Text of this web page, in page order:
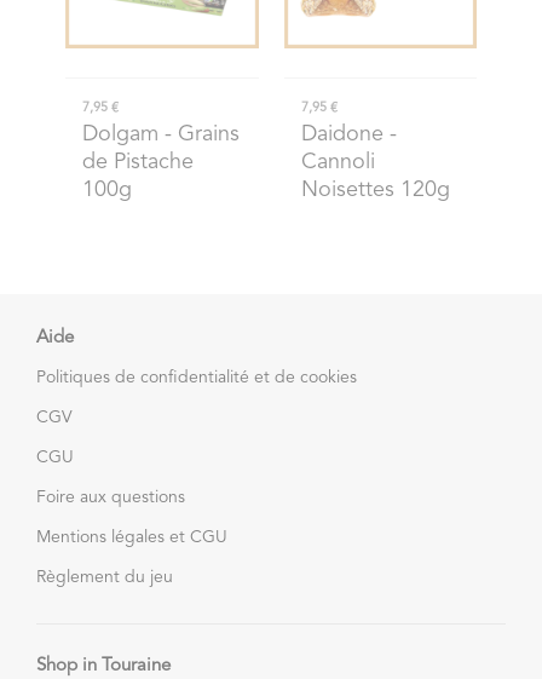
7,95 €
Dolgam - Grains
de Pistache
100g
7,95 €
Daidone -
Cannoli
Noisettes 120g
Aide
Politiques de confidentialité et de cookies
CGV
CGU
Foire aux questions
Mentions légales et CGU
Règlement du jeu
Shop in Touraine